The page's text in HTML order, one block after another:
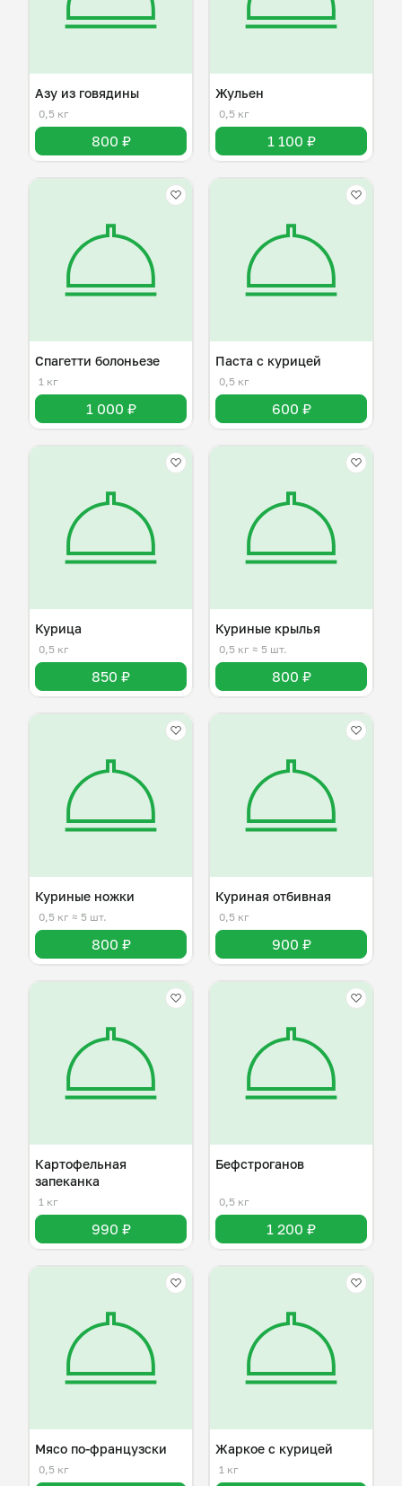
Азу из говядины
0,5 кг
800 ₽
Жульен
0,5 кг
1 100 ₽
Спагетти болоньезе
1 кг
1 000 ₽
Паста с курицей
0,5 кг
600 ₽
Курица
0,5 кг
850 ₽
Куриные крылья
0,5 кг ≈ 5 шт.
800 ₽
Куриные ножки
0,5 кг ≈ 5 шт.
800 ₽
Куриная отбивная
0,5 кг
900 ₽
Картофельная
запеканка
1 кг
990 ₽
Бефстроганов
0,5 кг
1 200 ₽
Мясо по-французски
0,5 кг
Жаркое с курицей
1 кг